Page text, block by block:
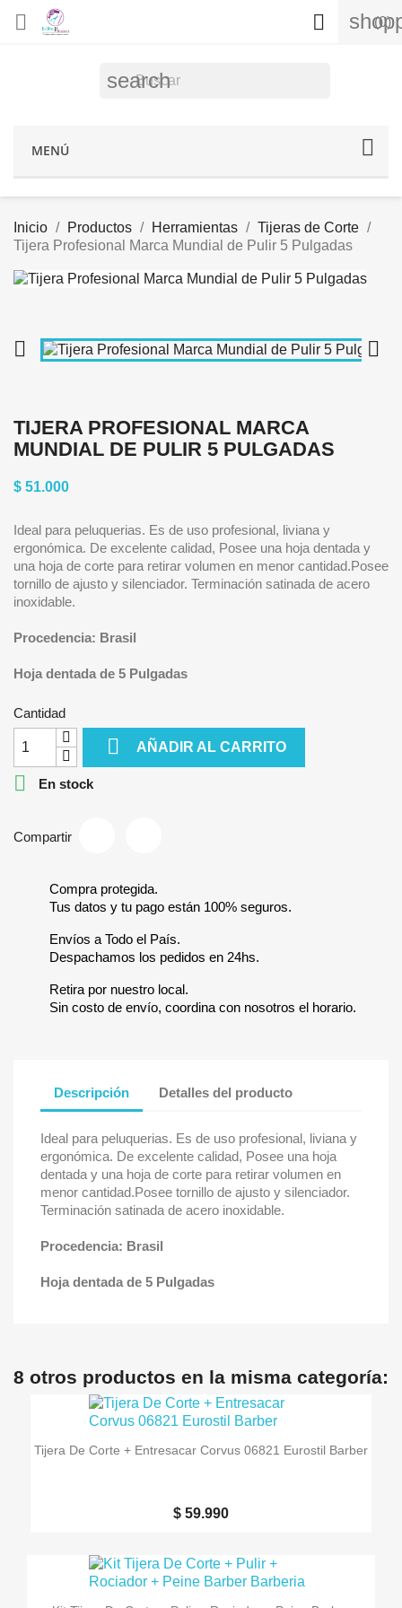
 (0)

search
MENÚ
Inicio Productos Herramientas
Tijeras de Corte
Tijera Profesional Marca Mundial de Pulir 5 Pulgadas
 
TIJERA PROFESIONAL MARCA
MUNDIAL DE PULIR 5 PULGADAS
$ 51.000
Ideal para peluquerias. Es de uso profesional, liviana y
ergonómica. De excelente calidad, Posee una hoja dentada y
una hoja de corte para retirar volumen en menor cantidad.Posee
tornillo de ajusto y silenciador. Terminación satinada de acero
inoxidable.
Procedencia: Brasil
Hoja dentada de 5 Pulgadas
Cantidad
 AÑADIR AL CARRITO
 En stock
Compartir
Compra protegida.
Tus datos y tu pago están 100% seguros.
Envíos a Todo el País.
Despachamos los pedidos en 24hs.
Retira por nuestro local.
Sin costo de envío, coordina con nosotros el horario.
Descripción Detalles del producto
Ideal para peluquerias. Es de uso profesional, liviana y
ergonómica. De excelente calidad, Posee una hoja
dentada y una hoja de corte para retirar volumen en
menor cantidad.Posee tornillo de ajusto y silenciador.
Terminación satinada de acero inoxidable.
Procedencia: Brasil
Hoja dentada de 5 Pulgadas
8 otros productos en la misma categoría:
Tijera De Corte + Entresacar Corvus 06821 Eurostil Barber
$ 59.990